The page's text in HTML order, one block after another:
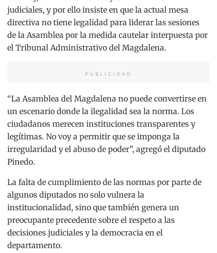
judiciales, y por ello insiste en que la actual mesa
directiva no tiene legalidad para liderar las sesiones
de la Asamblea por la medida cautelar interpuesta por
el Tribunal Administrativo del Magdalena.
PUBLICIDAD
“La Asamblea del Magdalena no puede convertirse en
un escenario donde la ilegalidad sea la norma. Los
ciudadanos merecen instituciones transparentes y
legítimas. No voy a permitir que se imponga la
irregularidad y el abuso de poder”, agregó el diputado
Pinedo.
La falta de cumplimiento de las normas por parte de
algunos diputados no solo vulnera la
institucionalidad, sino que también genera un
preocupante precedente sobre el respeto a las
decisiones judiciales y la democracia en el
departamento.